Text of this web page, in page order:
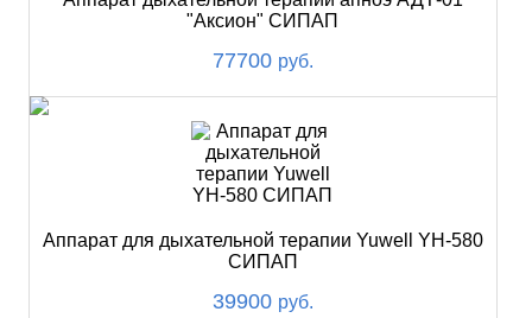
"Аксион" СИПАП
77700 руб.
Аппарат для дыхательной терапии Yuwell YH-580
СИПАП
39900 руб.